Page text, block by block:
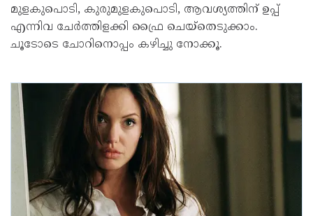
മുളകുപൊടി, കുരുമുളകുപൊടി, ആവശ്യത്തിന് ഉപ്പ്
എന്നിവ ചേർത്തിളക്കി ഫ്രൈ ചെയ്തെടുക്കാം.
ചൂടോടെ ചോറിനൊപ്പം കഴിച്ചു നോക്കൂ.